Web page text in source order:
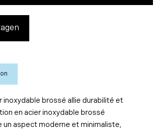
inoxydable brossé allie durabilité et
en acier inoxydable brossé
un aspect moderne et minimaliste,